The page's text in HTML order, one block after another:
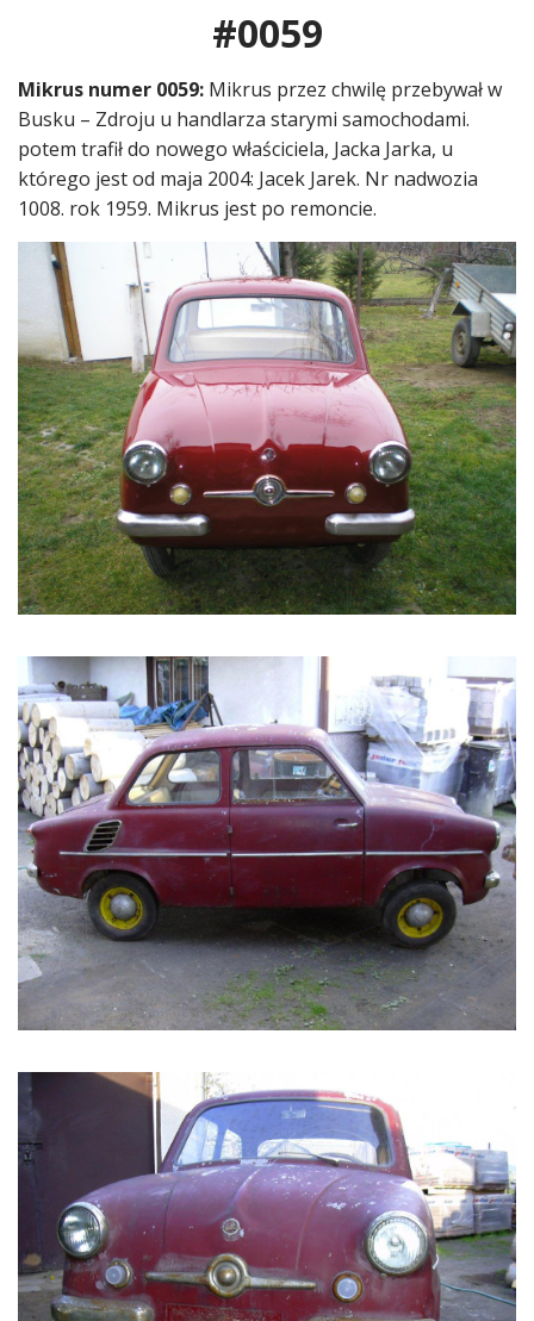
#0059
Mikrus numer 0059: Mikrus przez chwilę przebywał w
Busku – Zdroju u handlarza starymi samochodami.
potem trafił do nowego właściciela, Jacka Jarka, u
którego jest od maja 2004: Jacek Jarek. Nr nadwozia
1008. rok 1959. Mikrus jest po remoncie.